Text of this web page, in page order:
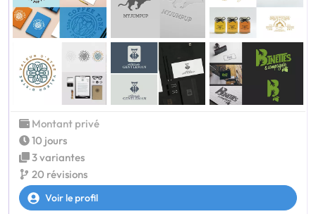
Montant privé
10 jours
3 variantes
20 révisions
Voir le profil